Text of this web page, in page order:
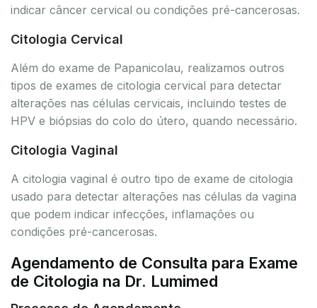
indicar câncer cervical ou condições pré-cancerosas.
Citologia Cervical
Além do exame de Papanicolau, realizamos outros
tipos de exames de citologia cervical para detectar
alterações nas células cervicais, incluindo testes de
HPV e biópsias do colo do útero, quando necessário.
Citologia Vaginal
A citologia vaginal é outro tipo de exame de citologia
usado para detectar alterações nas células da vagina
que podem indicar infecções, inflamações ou
condições pré-cancerosas.
Agendamento de Consulta para Exame
de Citologia na Dr. Lumimed